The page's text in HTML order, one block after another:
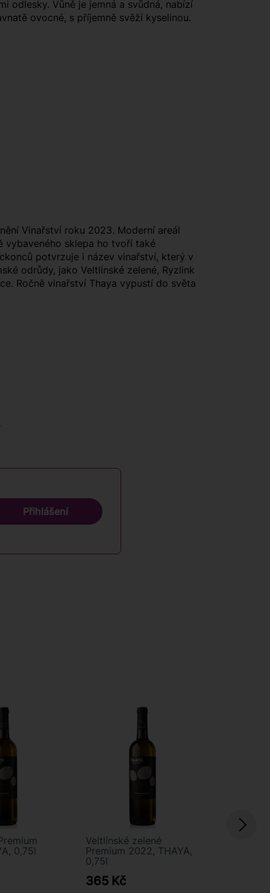
odlesky. Vůně je jemná a svůdná, nabízí
ovocné, s příjemně svěží kyselinou.
Vinařství roku 2023. Moderní areál
vybaveného sklepa ho tvoří také
potvrzuje i název vinařství, který v
odrůdy, jako Veltlínské zelené, Ryzlink
Ročně vinařství Thaya vypustí do světa
Přihlášení
0,75l
Veltlínské zelené
Premium 2022, THAYA,
0,75l
365 Kč